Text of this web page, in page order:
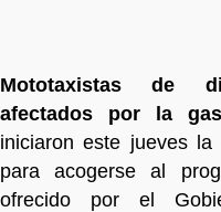
Mototaxistas de
afectados por la
iniciaron este jueves
para acogerse al
ofrecido por el